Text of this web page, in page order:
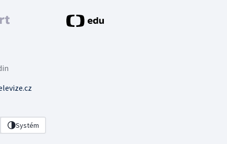
Systém